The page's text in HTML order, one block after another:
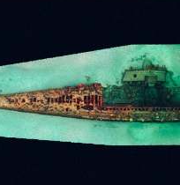
cada semana
y las guías más